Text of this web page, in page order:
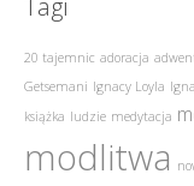
20 tajemnic adoracja
Getsemani Ignacy Loyla
książka ludzie medytacja
modlitwa